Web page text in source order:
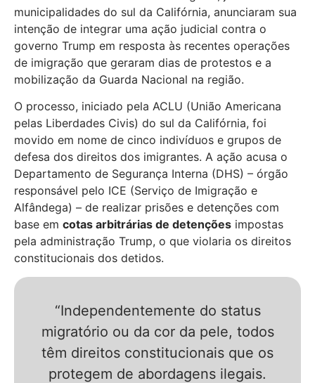
municipalidades do sul da Califórnia, anunciaram sua
intenção de integrar uma ação judicial contra o
governo Trump em resposta às recentes operações
de imigração que geraram dias de protestos e a
mobilização da Guarda Nacional na região.
O processo, iniciado pela ACLU (União Americana
pelas Liberdades Civis) do sul da Califórnia, foi
movido em nome de cinco indivíduos e grupos de
defesa dos direitos dos imigrantes. A ação acusa o
Departamento de Segurança Interna (DHS) – órgão
responsável pelo ICE (Serviço de Imigração e
Alfândega) – de realizar prisões e detenções com
base em cotas arbitrárias de detenções impostas
pela administração Trump, o que violaria os direitos
constitucionais dos detidos.
“Independentemente do status
migratório ou da cor da pele, todos
têm direitos constitucionais que os
protegem de abordagens ilegais.